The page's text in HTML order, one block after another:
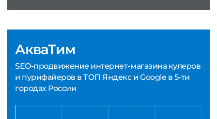
АкваТим
SEO-продвижение интернет-магазина кулеров
и пурифайеров в ТОП Яндекс и Google в 5-ти
городах России